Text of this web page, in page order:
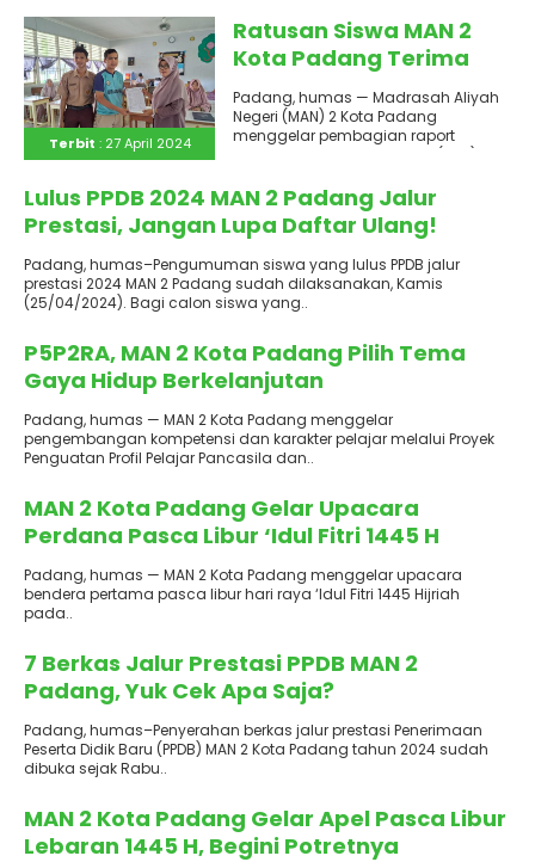
Terbit : 27 April 2024
Ratusan Siswa MAN 2
Kota Padang Terima
Raport Tengah
Semester 2024
Padang, humas — Madrasah Aliyah
Negeri (MAN) 2 Kota Padang
menggelar pembagian raport
Asesmen Tengah Semester (ATS) dan
Lulus PPDB 2024 MAN 2 Padang Jalur
Prestasi, Jangan Lupa Daftar Ulang!
Padang, humas–Pengumuman siswa yang lulus PPDB jalur
prestasi 2024 MAN 2 Padang sudah dilaksanakan, Kamis
(25/04/2024). Bagi calon siswa yang..
P5P2RA, MAN 2 Kota Padang Pilih Tema
Gaya Hidup Berkelanjutan
Padang, humas — MAN 2 Kota Padang menggelar
pengembangan kompetensi dan karakter pelajar melalui Proyek
Penguatan Profil Pelajar Pancasila dan..
MAN 2 Kota Padang Gelar Upacara
Perdana Pasca Libur ‘Idul Fitri 1445 H
Padang, humas — MAN 2 Kota Padang menggelar upacara
bendera pertama pasca libur hari raya ‘Idul Fitri 1445 Hijriah
pada..
7 Berkas Jalur Prestasi PPDB MAN 2
Padang, Yuk Cek Apa Saja?
Padang, humas–Penyerahan berkas jalur prestasi Penerimaan
Peserta Didik Baru (PPDB) MAN 2 Kota Padang tahun 2024 sudah
dibuka sejak Rabu..
MAN 2 Kota Padang Gelar Apel Pasca Libur
Lebaran 1445 H, Begini Potretnya